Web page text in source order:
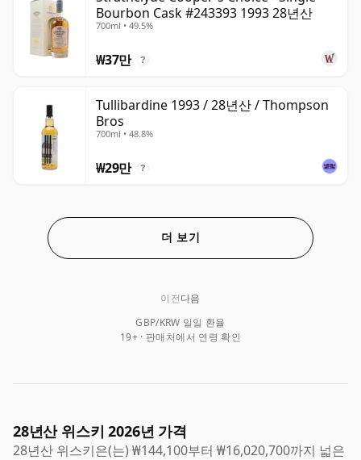
Bourbon Cask #243393 1993 28년산
700ml • 49.5%
₩37만 ?
Tullibardine 1993 / 28년산 / Thompson
Bros
700ml • 48.8%
₩29만 ?
더 보기
GBP/KRW 일일 환율
19+ · 판매처에서 연령 확인
이전다음
28년산 위스키 2026년 가격
28년산 위스키은(는) ₩144,100부터 ₩16,020,700까지 넓은